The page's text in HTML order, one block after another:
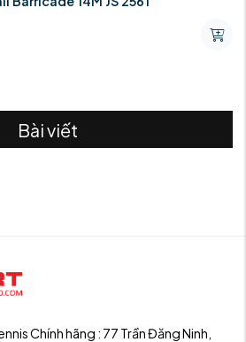
Bài viết
Chính hãng : 77 Trần Đăng Ninh,